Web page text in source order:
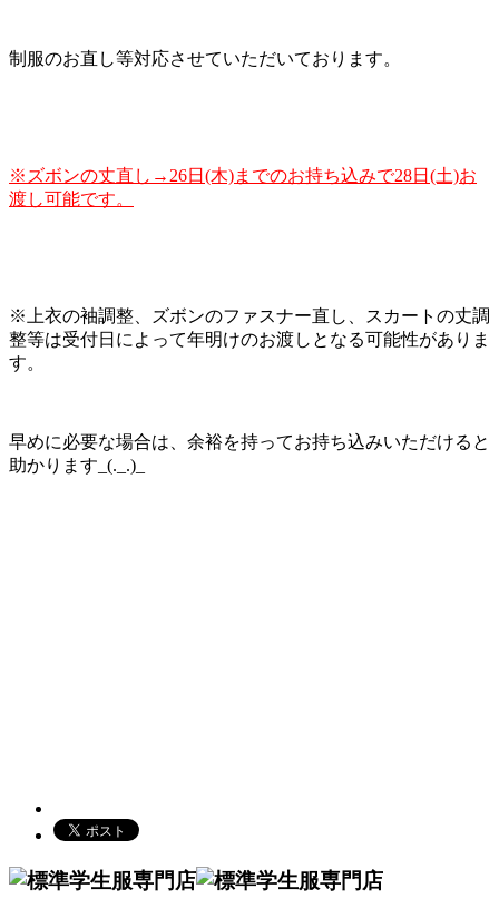
制服のお直し等対応させていただいております。
※ズボンの丈直し→26日(木)までのお持ち込みで28日(土)お
渡し可能です。
※上衣の袖調整、ズボンのファスナー直し、スカートの丈調
整等は受付日によって年明けのお渡しとなる可能性がありま
す。
早めに必要な場合は、余裕を持ってお持ち込みいただけると
助かります_(._.)_